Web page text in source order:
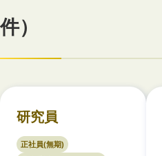
件）
研究員
正社員(無期)